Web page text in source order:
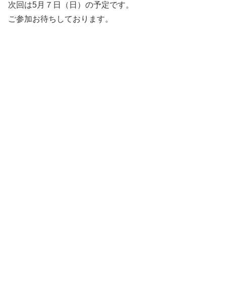
次回は5月７日（日）の予定です。
ご参加お待ちしております。